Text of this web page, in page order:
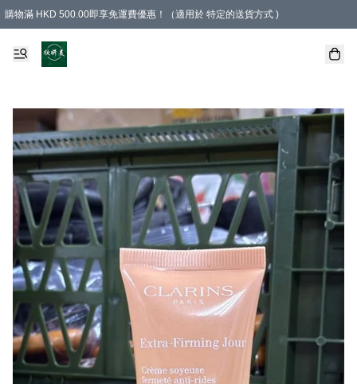
購物滿 HKD 500.00即享免運費優惠！（適用於 特定的送貨方式 )